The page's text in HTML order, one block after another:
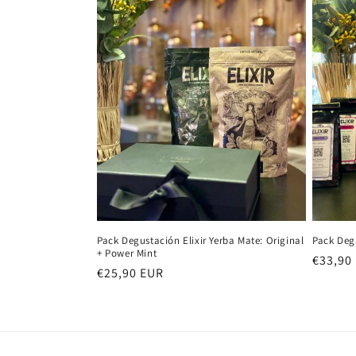
Pack Degustación Elixir Yerba Mate: Original
+ Power Mint
Precio
€25,90 EUR
Pack
Precio
€33,90